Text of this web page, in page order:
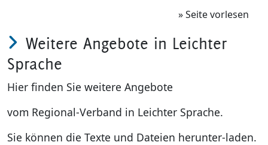
» Seite vorlesen
Weitere Angebote in Leichter
Sprache
Hier finden Sie weitere Angebote
vom Regional-Verband in Leichter Sprache.
Sie können die Texte und Dateien herunter-laden.
Jugend &
Bildung
Kultur &
Region
Erklärung
Presse
Digitale
Virtuelles